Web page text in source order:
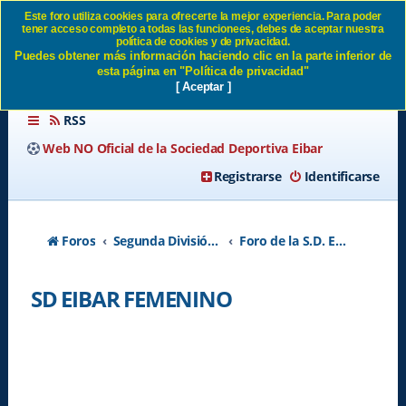
SD EIBAR FEMENINO -
Página 118 SD Eibar
RSS
Web NO Oficial de la Sociedad Deportiva Eibar
Identificarse
Registrarse
Foros Segunda División A - Temporada 2026-2027 Foro de la S.D. Eibar
SD EIBAR FEMENINO
Este foro utiliza cookies para ofrecerte la mejor experiencia. Para poder
tener acceso completo a todas las funcionees, debes de aceptar nuestra
política de cookies y de privacidad.
Puedes obtener más información haciendo clic en la parte inferior de
esta página en "Política de privacidad"
[ Aceptar ]